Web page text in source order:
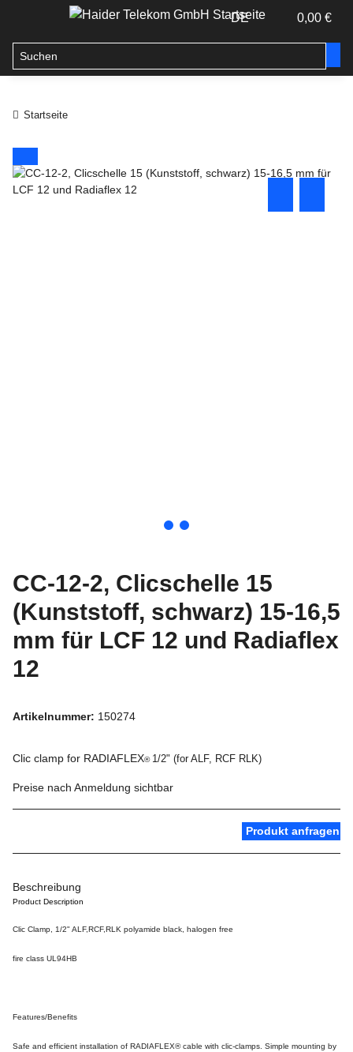
DE 0,00 €
Startseite
CC-12-2, Clicschelle 15
(Kunststoff, schwarz) 15-16,5
mm für LCF 12 und Radiaflex
12
Artikelnummer: 150274
Clic clamp for RADIAFLEX® 1/2" (for ALF, RCF RLK)
Preise nach Anmeldung sichtbar
Produkt anfragen
Beschreibung
Product Description
Clic Clamp, 1/2" ALF,RCF,RLK polyamide black, halogen free
fire class UL94HB
Features/Benefits
Safe and efficient installation of RADIAFLEX®cable with clic-clamps. Simple mounting by